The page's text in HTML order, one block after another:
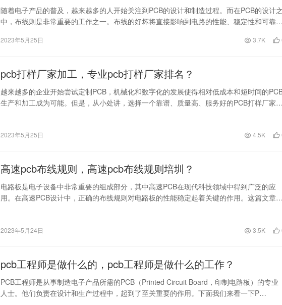
随着电子产品的普及，越来越多的人开始关注到PCB的设计和制造过程。而在PCB的设计之
中，布线则是非常重要的工作之一。布线的好坏将直接影响到电路的性能、稳定性和可靠
2023年5月25日 3.7K
pcb打样厂家加工，专业pcb打样厂家排名？
越来越多的企业开始尝试定制PCB，机械化和数字化的发展使得相对低成本和短时间的
生产和加工成为可能。但是，从小处讲，选择一个靠谱、质量高、服务好的PCB打样厂家却
2023年5月25日 4.5K
高速pcb布线规则，高速pcb布线规则培圳？
电路板是电子设备中非常重要的组成部分，其中高速PCB在现代科技领域中得到广泛的应
用。在高速PCB设计中，正确的布线规则对电路板的性能稳定起着关键的作用。这篇文章将
2023年5月24日 3.5K
pcb工程师是做什么的，pcb工程师是做什么的工作？
PCB工程师是从事制造电子产品所需的PCB（Printed Circuit Board，印制电路板）的专业
人士。他们负责在设计和生产过程中，起到了至关重要的作用。下面我们来看一下P…